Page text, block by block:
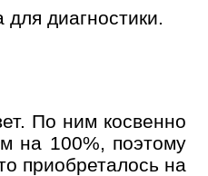
диагностики.
По ним косвенно
на 100%, поэтому
приобреталось на